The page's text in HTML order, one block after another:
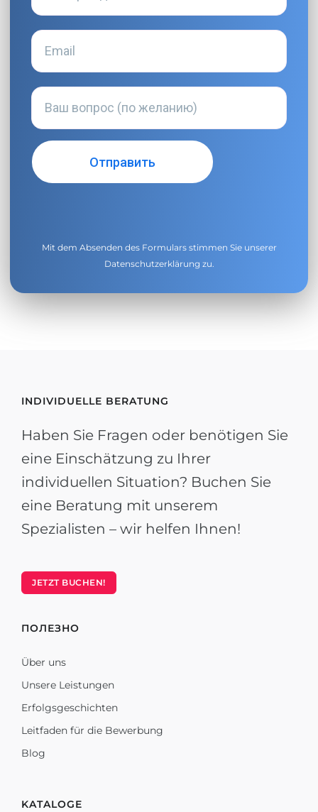
Mit dem Absenden des Formulars stimmen Sie unserer
Datenschutzerklärung zu.
INDIVIDUELLE BERATUNG
Haben Sie Fragen oder benötigen Sie
eine Einschätzung zu Ihrer
individuellen Situation? Buchen Sie
eine Beratung mit unserem
Spezialisten – wir helfen Ihnen!
JETZT BUCHEN!
ПОЛЕЗНО
Über uns
Unsere Leistungen
Erfolgsgeschichten
Leitfaden für die Bewerbung
Blog
KATALOGE